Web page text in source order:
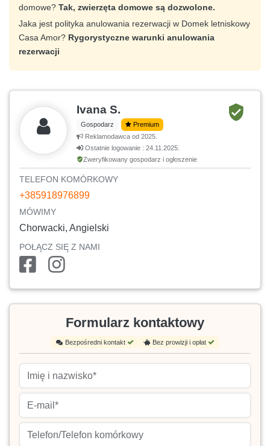
domowe? Tak, zwierzęta domowe są dozwolone.
Jaka jest polityka anulowania rezerwacji w Domek letniskowy
Casa Amor? Rygorystyczne warunki anulowania
rezerwacji
Ivana S.
Gospodarz
Premium
Reklamodawca od 2025.
Ostatnie logowanie : 24.11.2025.
Zweryfikowany gospodarz i ogłoszenie
TELEFON KOMÓRKOWY
+385918976899
MÓWIMY
Chorwacki, Angielski
POŁĄCZ SIĘ Z NAMI
Formularz kontaktowy
Bezpośredni kontakt Bez prowizji i opłat